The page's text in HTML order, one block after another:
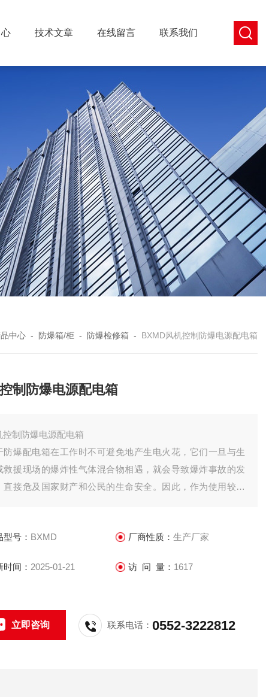
技术文章 在线留言 联系我们
中心 - 防爆箱/柜 - 防爆检修箱 - BXMD风机控制防爆电源配电箱
制防爆电源配电箱
控制防爆电源配电箱
防爆配电箱在工作时不可避免地产生电火花，它们一旦与生
救援现场的爆炸性气体混合物相遇，就会导致爆炸事故的发
直接危及国家财产和公民的生命安全。因此，作为使用较广
型号： BXMD 厂商性质： 生产厂家
时间： 2025-01-21 访 问 量： 1617
立即咨询 联系电话：0552-3222812